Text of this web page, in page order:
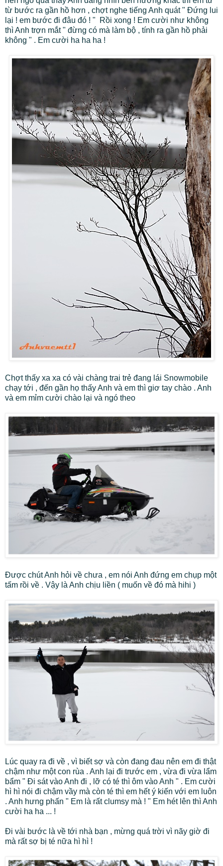
từ bước ra gần hồ hơn , chợt nghe tiếng Anh quát " Đứng lui
lại ! em bước đi đâu đó ! " Rồi xong ! Em cười như không
thì Anh trợn mắt " đừng có mà làm bộ , tính ra gần hồ phải
không " . Em cười ha ha ha !
Chợt thấy xa xa có vài chàng trai trẻ đang lái Snowmobile
chạy tới , đến gần họ thấy Anh và em thì giơ tay chào . Anh
và em mỉm cười chào lại và ngó theo
Được chút Anh hỏi về chưa , em nói Anh đứng em chụp một
tấm rồi về . Vậy là Anh chịu liền ( muốn về đó mà hihi )
Lúc quay ra đi về , vì biết sợ và còn đang đau nên em đi thật
chậm như một con rùa . Anh lại đi trước em , vừa đi vừa lẩm
bẩm " Đi sát vào Anh đi , lỡ có té thì ôm vào Anh " . Em cười
hì hì nói đi chậm vầy mà còn té thì em hết ý kiến với em luôn
. Anh hưng phấn " Em là rất clumsy mà ! " Em hét lên thì Anh
cười ha ha ... !
Đi vài bước là về tới nhà bạn , mừng quá trời vì nãy giờ đi
mà rất sợ bị té nữa hì hì !